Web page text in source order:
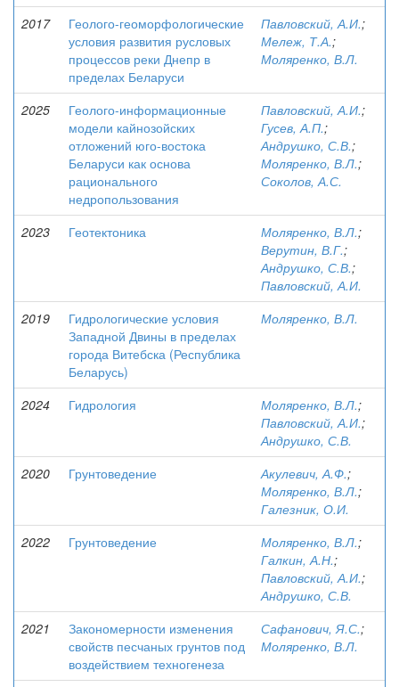
2017
Геолого-геоморфологические
условия развития русловых
процессов реки Днепр в
пределах Беларуси
Павловский, А.И.;
Мележ, Т.А.;
Моляренко, В.Л.
2025
Геолого-информационные
модели кайнозойских
отложений юго-востока
Беларуси как основа
рационального
недропользования
Павловский, А.И.;
Гусев, А.П.;
Андрушко, С.В.;
Моляренко, В.Л.;
Соколов, А.С.
2023 Геотектоника Моляренко, В.Л.;
Верутин, В.Г.;
Андрушко, С.В.;
Павловский, А.И.
2019
Гидрологические условия
Западной Двины в пределах
города Витебска (Республика
Беларусь)
Моляренко, В.Л.
2024 Гидрология Моляренко, В.Л.;
Павловский, А.И.;
Андрушко, С.В.
2020
Грунтоведение Акулевич, А.Ф.;
Моляренко, В.Л.;
Галезник, О.И.
2022
Грунтоведение Моляренко, В.Л.;
Галкин, А.Н.;
Павловский, А.И.;
Андрушко, С.В.
2021
Закономерности изменения
свойств песчаных грунтов под
воздействием техногенеза
Сафанович, Я.С.;
Моляренко, В.Л.